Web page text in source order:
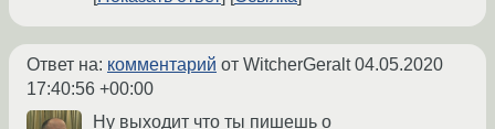
Ответ на: комментарий от WitcherGeralt04.05.2020
17:40:56 +00:00
Ну выходит что ты пишешь о